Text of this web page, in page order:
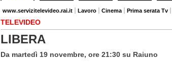
www.servizitelevideo.rai.it Lavoro Cinema Prima serata Tv
TELEVIDEO
LIBERA
Da martedì 19 novembre, ore 21:30 su Raiuno